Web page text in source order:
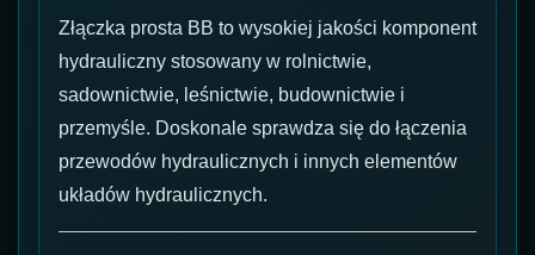
Złączka prosta BB to wysokiej jakości komponent
hydrauliczny stosowany w rolnictwie,
sadownictwie, leśnictwie, budownictwie i
przemyśle. Doskonale sprawdza się do łączenia
przewodów hydraulicznych i innych elementów
układów hydraulicznych.